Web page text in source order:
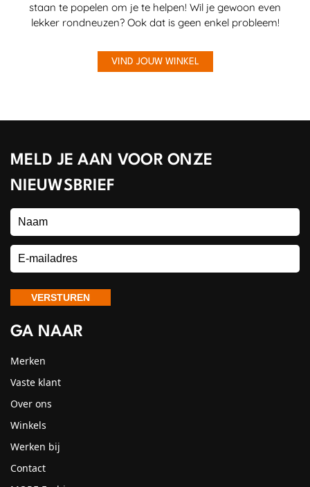
staan te popelen om je te helpen! Wil je gewoon even
lekker rondneuzen? Ook dat is geen enkel probleem!
VIND JOUW WINKEL
MELD JE AAN VOOR ONZE
NIEUWSBRIEF
GA NAAR
Merken
Vaste klant
Over ons
Winkels
Werken bij
Contact